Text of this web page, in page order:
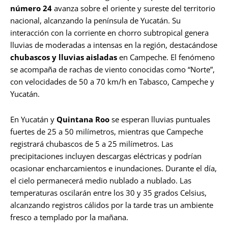
número 24 avanza sobre el oriente y sureste del territorio
nacional, alcanzando la península de Yucatán. Su
interacción con la corriente en chorro subtropical genera
lluvias de moderadas a intensas en la región, destacándose
chubascos y lluvias aisladas en Campeche. El fenómeno
se acompaña de rachas de viento conocidas como “Norte”,
con velocidades de 50 a 70 km/h en Tabasco, Campeche y
Yucatán.
En Yucatán y Quintana Roo se esperan lluvias puntuales
fuertes de 25 a 50 milímetros, mientras que Campeche
registrará chubascos de 5 a 25 milímetros. Las
precipitaciones incluyen descargas eléctricas y podrían
ocasionar encharcamientos e inundaciones. Durante el día,
el cielo permanecerá medio nublado a nublado. Las
temperaturas oscilarán entre los 30 y 35 grados Celsius,
alcanzando registros cálidos por la tarde tras un ambiente
fresco a templado por la mañana.